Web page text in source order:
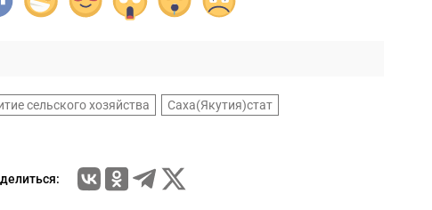
сельского хозяйства
Саха(Якутия)стат